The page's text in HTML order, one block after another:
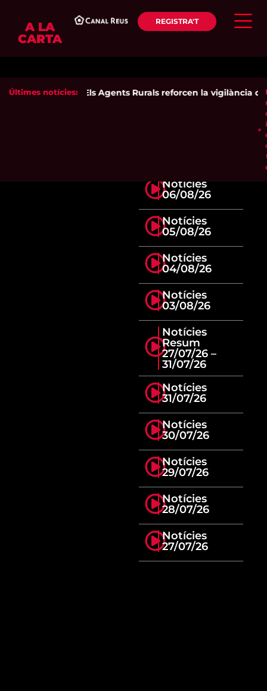
A LA
CARTA
REGISTRA'T
Últimes notícies:Els Agents Rurals reforcen la vigilància
Notícies
06/08/26
Notícies
05/08/26
Notícies
04/08/26
Notícies
03/08/26
Notícies
Resum
27/07/26 –
31/07/26
Notícies
31/07/26
Notícies
30/07/26
Notícies
29/07/26
Notícies
28/07/26
Notícies
27/07/26